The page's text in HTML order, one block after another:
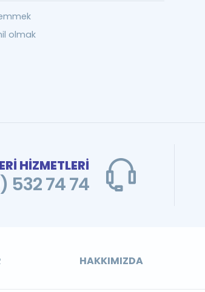
olmak
HİZMETLERİ
532 74 74
HAKKIMIZDA